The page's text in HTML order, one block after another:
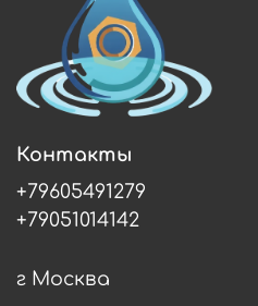
Контакты
+79605491279
+79051014142
г Москва